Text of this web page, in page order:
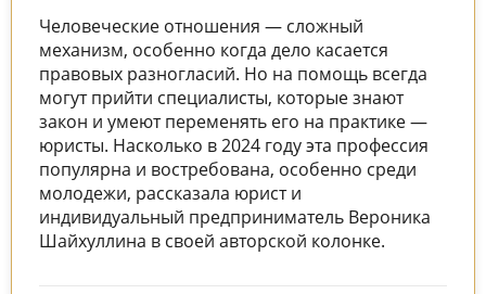
Человеческие отношения — сложный
механизм, особенно когда дело касается
правовых разногласий. Но на помощь всегда
могут прийти специалисты, которые знают
закон и умеют переменять его на практике —
юристы. Насколько в 2024 году эта профессия
популярна и востребована, особенно среди
молодежи, рассказала юрист и
индивидуальный предприниматель Вероника
Шайхуллина в своей авторской колонке.